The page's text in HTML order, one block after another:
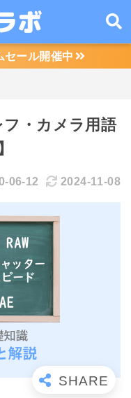
ール開催中
・カメラ用語
06-12 2024-11-08